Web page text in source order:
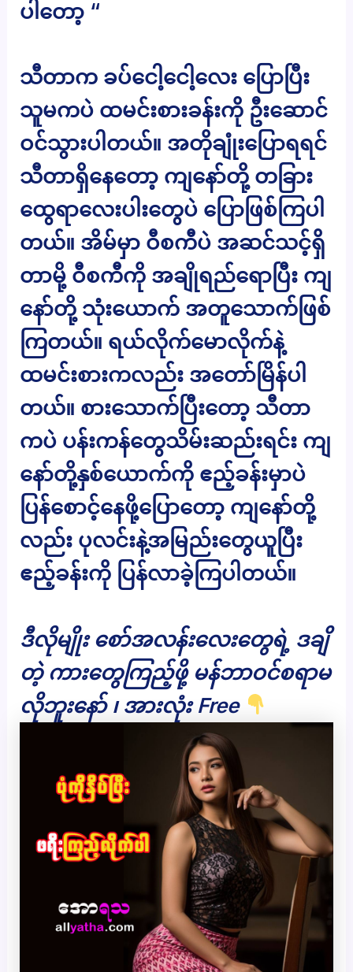
ပါတော့ “
သီတာက ခပ်ငေါ့ငေါ့လေး ပြောပြီး
သူမကပဲ ထမင်းစားခန်းကို ဦးဆောင်
ဝင်သွားပါတယ်။ အတိုချုံးပြောရရင်
သီတာရှိနေတော့ ကျနော်တို့ တခြား
ထွေရာလေးပါးတွေပဲ ပြောဖြစ်ကြပါ
တယ်။ အိမ်မှာ ဝီစကီပဲ အဆင်သင့်ရှိ
တာမို့ ဝီစကီကို အချိုရည်ရောပြီး ကျ
နော်တို့ သုံးယောက် အတူသောက်ဖြစ်
ကြတယ်။ ရယ်လိုက်မောလိုက်နဲ့
ထမင်းစားကလည်း အတော်မြိန်ပါ
တယ်။ စားသောက်ပြီးတော့ သီတာ
ကပဲ ပန်းကန်တွေသိမ်းဆည်းရင်း ကျ
နော်တို့နှစ်ယောက်ကို ဧည့်ခန်းမှာပဲ
ပြန်စောင့်နေဖို့ပြောတော့ ကျနော်တို့
လည်း ပုလင်းနဲ့အမြည်းတွေယူပြီး
ဧည့်ခန်းကို ပြန်လာခဲ့ကြပါတယ်။
ဒီလိုမျိုး စော်အလန်းလေးတွေရဲ့ ဒချိ
တဲ့ ကားတွေကြည့်ဖို့ မန်ဘာဝင်စရာမ
လိုဘူးနော် ၊ အားလုံး Free